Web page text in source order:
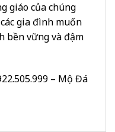
giáo của chúng
gia đình muốn
bền vững và đậm
– Mộ Đá